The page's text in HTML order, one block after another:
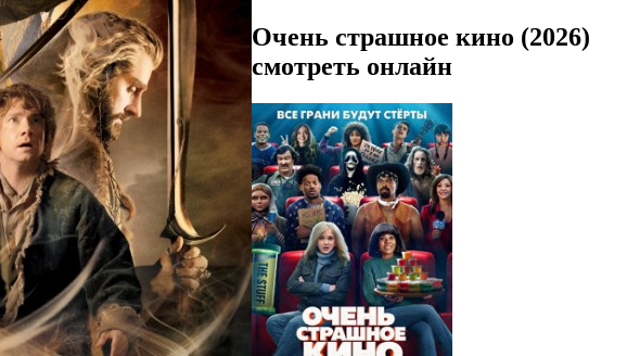
Очень страшное кино (2026)
смотреть онлайн